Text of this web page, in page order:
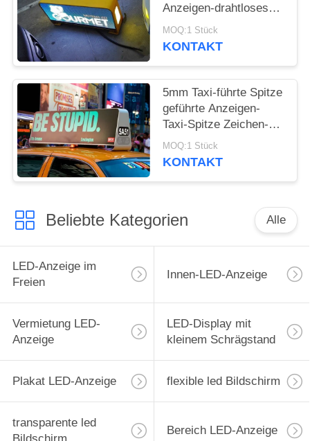
Anzeigen-drahtloses
Taxi-Spitzen-Zeichen
annonciert
MOQ:1 Stück
KONTAKT
5mm Taxi-führte Spitze
geführte Anzeigen-
Taxi-Spitze Zeichen-
einfache Installation
40000 Pixel/M2
MOQ:1 Stück
KONTAKT
Beliebte Kategorien Alle
LED-Anzeige im
Freien
Innen-LED-Anzeige
Vermietung LED-
Anzeige
LED-Display mit
kleinem Schrägstand
Plakat LED-Anzeige flexible led Bildschirm
transparente led
Bereich LED-Anzeige